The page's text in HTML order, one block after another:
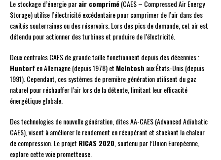
Le stockage d’énergie parair comprimé(CAES – Compressed Air Energy
Storage) utilise l’électricité excédentaire pour comprimer de l’air dans des
cavités souterraines ou des réservoirs. Lors des pics de demande, cet air est
détendu pour actionner des turbines et produire de l’électricité.
Deux centrales CAES de grande taille fonctionnent depuis des décennies :
Huntorf en Allemagne (depuis 1978) et McIntosh aux États-Unis (depuis
1991). Cependant, ces systèmes de première génération utilisent du gaz
naturel pour réchauffer l’air lors de la détente, limitant leur efficacité
énergétique globale.
Des technologies de nouvelle génération, dites AA-CAES (Advanced Adiabatic
CAES), visent à améliorer le rendement en récupérant et stockant la chaleur
de compression. Le projet RICAS 2020, soutenu par l’Union Européenne,
explore cette voie prometteuse.